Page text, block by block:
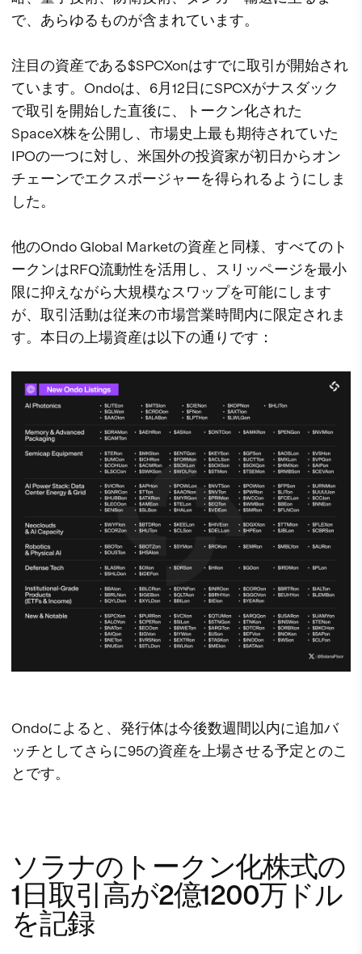
で、あらゆるものが含まれています。
注目の資産である$SPCXonはすでに取引が開始され
ています。Ondoは、6月12日にSPCXがナスダック
で取引を開始した直後に、トークン化された
SpaceX株を公開し、市場史上最も期待されていた
IPOの一つに対し、米国外の投資家が初日からオン
チェーンでエクスポージャーを得られるようにしま
した。
他のOndo Global Marketの資産と同様、すべてのト
ークンはRFQ流動性を活用し、スリッページを最小
限に抑えながら大規模なスワップを可能にします
が、取引活動は従来の市場営業時間内に限定されま
す。本日の上場資産は以下の通りです：
Ondoによると、発行体は今後数週間以内に追加バ
ッチとしてさらに95の資産を上場させる予定とのこ
とです。
ソラナのトークン化株式の
1日取引高が2億1200万ドル
を記録